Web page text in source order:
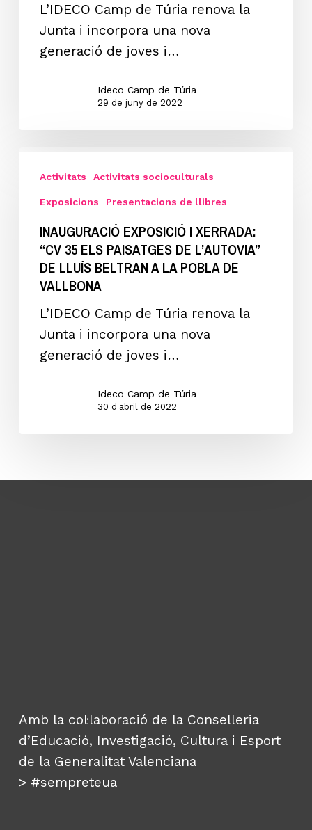
VALENCIÀ”
RIBA-
L’IDECO Camp de Túria renova la
Junta i incorpora una nova
generació de joves i…
Ideco Camp de Túria
29 de juny de 2022
exposició
Activitats Activitats socioculturals
Exposicions Presentacions de llibres
INAUGURACIÓ EXPOSICIÓ I XERRADA:
“CV 35 ELS PAISATGES DE L’AUTOVIA”
DE LLUÍS BELTRAN A LA POBLA DE
VALLBONA
L’IDECO Camp de Túria renova la
Junta i incorpora una nova
generació de joves i…
Ideco Camp de Túria
30 d'abril de 2022
Amb la col·laboració de la Conselleria
d’Educació, Investigació, Cultura i Esport
de la Generalitat Valenciana
> #sempreteua